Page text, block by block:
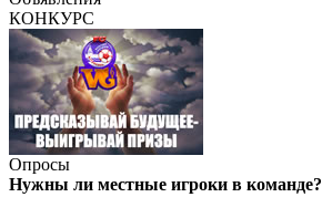
КОНКУРС
Опросы
Нужны ли местные игроки в команде?